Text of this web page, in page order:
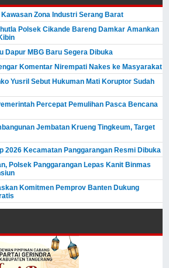
Zona Industri Serang Barat
Polsek Cikande Bareng Damkar Amankan
Dapur MBG Baru Segera Dibuka
Komentar Nirempati Nakes ke Masyarakat
Yusril Sebut Hukuman Mati Koruptor Sudah
Percepat Pemulihan Pasca Bencana
Jembatan Krueng Tingkeum, Target
2026 Kecamatan Panggarangan Resmi Dibuka
Polsek Panggarangan Lepas Kanit Binmas
Komitmen Pemprov Banten Dukung